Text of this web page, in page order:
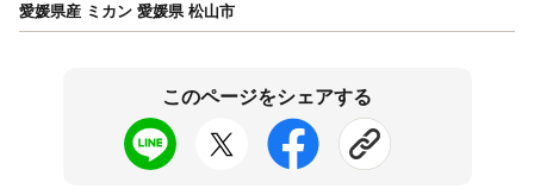
愛媛県産 ミカン 愛媛県 松山市
このページをシェアする